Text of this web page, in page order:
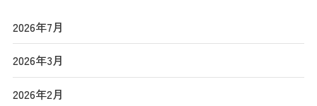
2026年7月
2026年3月
2026年2月